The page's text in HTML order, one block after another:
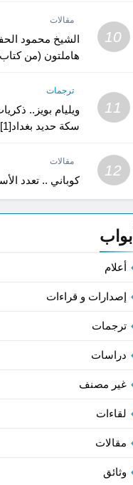
10
مقالات
الشيخ محمود
هاملتون (من
11
ترجمات
ويليام بويز..
سكة حديد بغداد[1]
12
مقالات
كوباني .. تعدد
أبواب
أعلام
إصدارات و قراءات
ترجمات
دراسات
غير مصنف
لقاءات
مقالات
وثائق